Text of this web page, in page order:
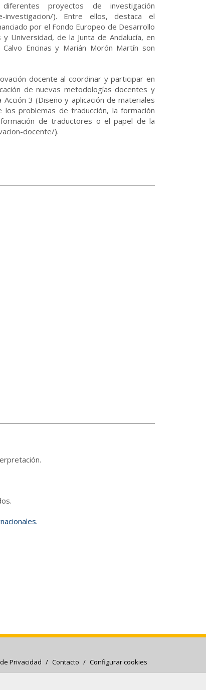
proyectos de investigación
investigacion/). Entre ellos, destaca el
por el Fondo Europeo de Desarrollo
Universidad, de la Junta de Andalucía, en
Encinas y Marián Morón Martín son
docente al coordinar y participar en
de nuevas metodologías docentes y
3 (Diseño y aplicación de materiales
problemas de traducción, la formación
de traductores o el papel de la
docente/).
Privacidad / Contacto / Configurar cookies